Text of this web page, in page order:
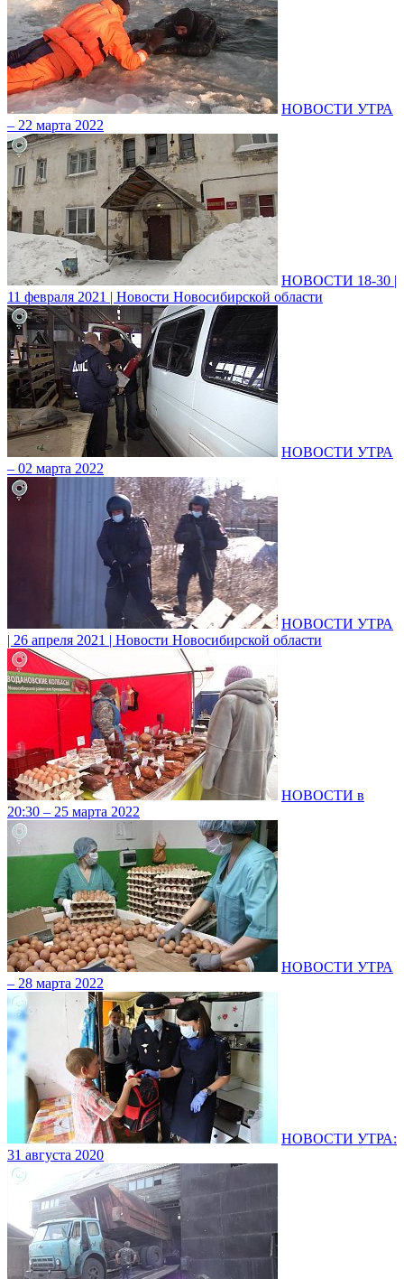
НОВОСТИ УТРА
– 22 марта 2022
НОВОСТИ 18-30 |
11 февраля 2021 | Новости Новосибирской области
НОВОСТИ УТРА
– 02 марта 2022
НОВОСТИ УТРА
| 26 апреля 2021 | Новости Новосибирской области
НОВОСТИ в
20:30 – 25 марта 2022
НОВОСТИ УТРА
– 28 марта 2022
НОВОСТИ УТРА:
31 августа 2020